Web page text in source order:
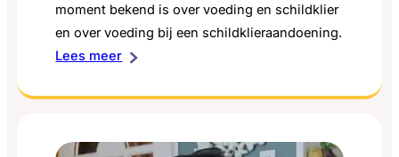
moment bekend is over voeding en schildklier
en over voeding bij een schildklieraandoening.
Lees meer: